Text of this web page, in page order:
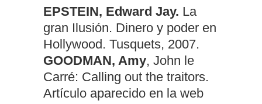
EPSTEIN, Edward Jay. La
gran Ilusión. Dinero y poder en
Hollywood. Tusquets, 2007.
GOODMAN, Amy, John le
Carré: Calling out the traitors.
Artículo aparecido en la web